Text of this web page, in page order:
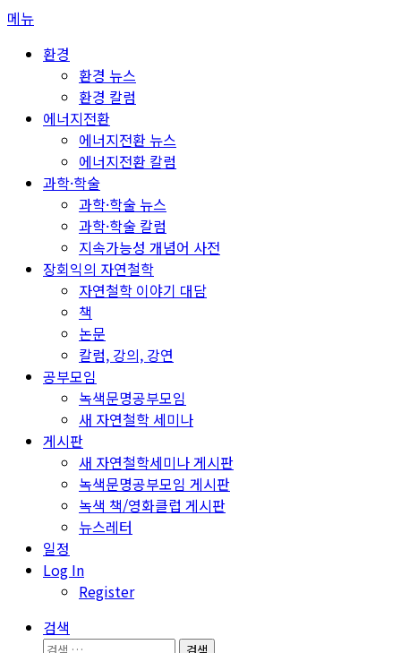
콘
메뉴
환경
환경 뉴스
환경 칼럼
에너지전환
에너지전환 뉴스
에너지전환 칼럼
과학·학술
과학·학술 뉴스
과학·학술 칼럼
지속가능성 개념어 사전
장회익의 자연철학
자연철학 이야기 대담
책
논문
칼럼, 강의, 강연
공부모임
녹색문명공부모임
새 자연철학 세미나
게시판
새 자연철학세미나 게시판
녹색문명공부모임 게시판
녹색 책/영화클럽 게시판
뉴스레터
일정
Log In
Register
검색
검